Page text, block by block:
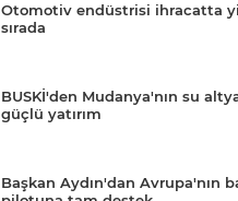
Otomotiv endüstrisi ihracatta
sırada
BUSKİ'den Mudanya'nın su
güçlü yatırım
Başkan Aydın'dan Avrupa'nın